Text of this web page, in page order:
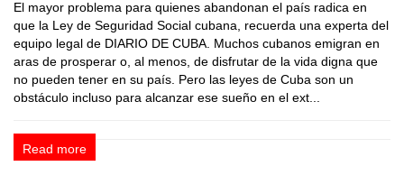
El mayor problema para quienes abandonan el país radica en
que la Ley de Seguridad Social cubana, recuerda una experta del
equipo legal de DIARIO DE CUBA. Muchos cubanos emigran en
aras de prosperar o, al menos, de disfrutar de la vida digna que
no pueden tener en su país. Pero las leyes de Cuba son un
obstáculo incluso para alcanzar ese sueño en el ext...
Read more